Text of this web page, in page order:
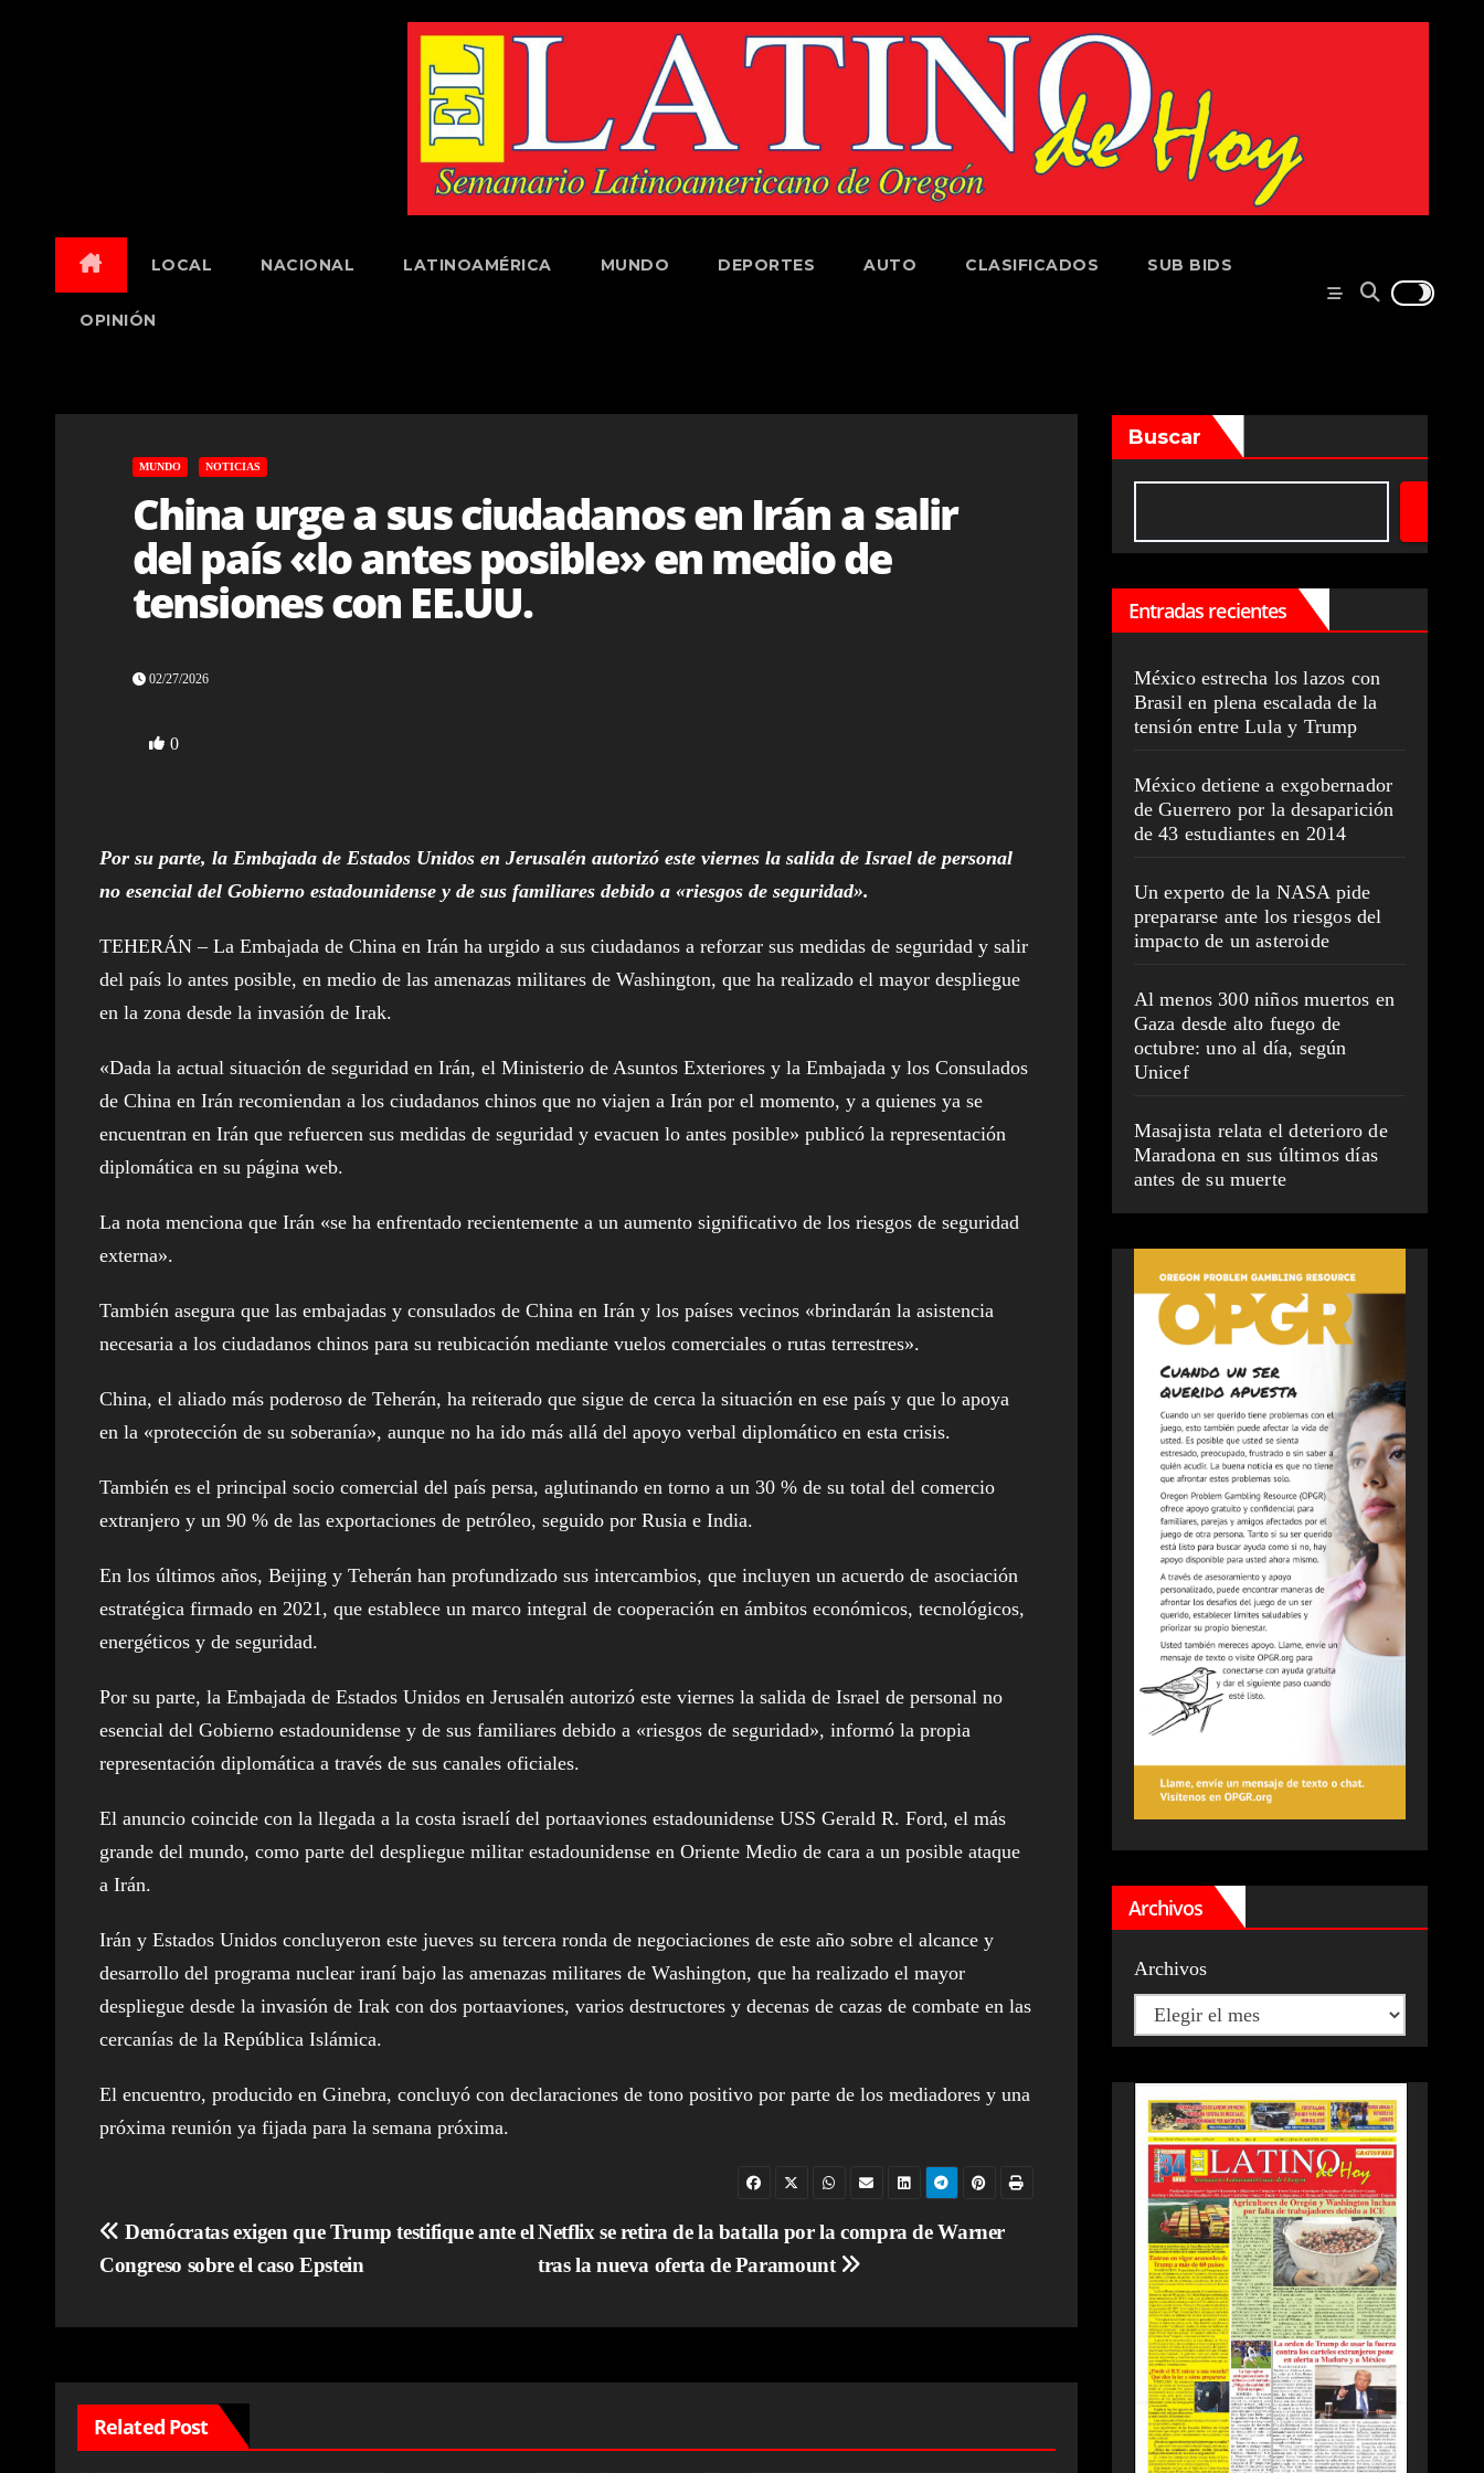
LOCAL NACIONAL LATINOAMÉRICA MUNDO DEPORTES AUTO CLASIFICADOS SUB BIDS
OPINIÓN
MUNDO NOTICIAS
China urge a sus ciudadanos en Irán a salir
del país «lo antes posible» en medio de
tensiones con EE.UU.
02/27/2026
0
Por su parte, la Embajada de Estados Unidos en Jerusalén autorizó este viernes la salida de Israel de personal
no esencial del Gobierno estadounidense y de sus familiares debido a «riesgos de seguridad».
TEHERÁN – La Embajada de China en Irán ha urgido a sus ciudadanos a reforzar sus medidas de seguridad y salir
del país lo antes posible, en medio de las amenazas militares de Washington, que ha realizado el mayor despliegue
en la zona desde la invasión de Irak.
«Dada la actual situación de seguridad en Irán, el Ministerio de Asuntos Exteriores y la Embajada y los Consulados
de China en Irán recomiendan a los ciudadanos chinos que no viajen a Irán por el momento, y a quienes ya se
encuentran en Irán que refuercen sus medidas de seguridad y evacuen lo antes posible» publicó la representación
diplomática en su página web.
La nota menciona que Irán «se ha enfrentado recientemente a un aumento significativo de los riesgos de seguridad
externa».
También asegura que las embajadas y consulados de China en Irán y los países vecinos «brindarán la asistencia
necesaria a los ciudadanos chinos para su reubicación mediante vuelos comerciales o rutas terrestres».
China, el aliado más poderoso de Teherán, ha reiterado que sigue de cerca la situación en ese país y que lo apoya
en la «protección de su soberanía», aunque no ha ido más allá del apoyo verbal diplomático en esta crisis.
También es el principal socio comercial del país persa, aglutinando en torno a un 30 % de su total del comercio
extranjero y un 90 % de las exportaciones de petróleo, seguido por Rusia e India.
En los últimos años, Beijing y Teherán han profundizado sus intercambios, que incluyen un acuerdo de asociación
estratégica firmado en 2021, que establece un marco integral de cooperación en ámbitos económicos, tecnológicos,
energéticos y de seguridad.
Por su parte, la Embajada de Estados Unidos en Jerusalén autorizó este viernes la salida de Israel de personal no
esencial del Gobierno estadounidense y de sus familiares debido a «riesgos de seguridad», informó la propia
representación diplomática a través de sus canales oficiales.
El anuncio coincide con la llegada a la costa israelí del portaaviones estadounidense USS Gerald R. Ford, el más
grande del mundo, como parte del despliegue militar estadounidense en Oriente Medio de cara a un posible ataque
a Irán.
Irán y Estados Unidos concluyeron este jueves su tercera ronda de negociaciones de este año sobre el alcance y
desarrollo del programa nuclear iraní bajo las amenazas militares de Washington, que ha realizado el mayor
despliegue desde la invasión de Irak con dos portaaviones, varios destructores y decenas de cazas de combate en las
cercanías de la República Islámica.
El encuentro, producido en Ginebra, concluyó con declaraciones de tono positivo por parte de los mediadores y una
próxima reunión ya fijada para la semana próxima.
Navegación
de
entradas
Netflix se retira de la batalla por la compra de Warner
tras la nueva oferta de Paramount
Demócratas exigen que Trump testifique ante el
Congreso sobre el caso Epstein
Related Post
Buscar
Entradas recientes
México estrecha los lazos con
Brasil en plena escalada de la
tensión entre Lula y Trump
México detiene a exgobernador
de Guerrero por la desaparición
de 43 estudiantes en 2014
Un experto de la NASA pide
prepararse ante los riesgos del
impacto de un asteroide
Al menos 300 niños muertos en
Gaza desde alto fuego de
octubre: uno al día, según
Unicef
Masajista relata el deterioro de
Maradona en sus últimos días
antes de su muerte
Archivos
Archivos